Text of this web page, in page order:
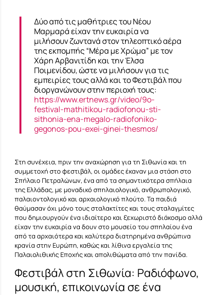
Δύο από τις μαθήτριες του Νέου
Μαρμαρά είχαν την ευκαιρία να
μιλήσουν ζωντανά στον τηλεοπτικό αέρα
της εκπομπής “Μέρα με Χρώμα” με τον
Χάρη Αρβανιτίδη και την Έλσα
Ποιμενίδου, ώστε να μιλήσουν για τις
εμπειρίες τους αλλά και το Φεστιβάλ που
διοργανώνουν στην περιοχή τους:
https://www.ertnews.gr/video/9o-
festival-mathitikou-radiofonou-sti-
sithonia-ena-megalo-radiofoniko-
gegonos-pou-exei-ginei-thesmos/
Στη συνέχεια, πριν την αναχώρηση για τη Σιθωνία και τη
συμμετοχή στο φεστιβάλ, οι ομάδες έκαναν μια στάση στο
Σπήλαιο Πετραλώνων, ένα από τα σημαντικότερα σπήλαια
της Ελλάδας, με μοναδικό σπηλαιολογικό, ανθρωπολογικό,
παλαιοντολογικό και αρχαιολογικό πλούτο. Τα παιδιά
θαύμασαν όχι μόνο τους σταλακτίτες και τους σταλαγμίτες
που δημιουργούν ένα ιδιαίτερο και ξεχωριστό διάκοσμο αλλά
είχαν την ευκαιρία να δουν στο μουσείο του σπηλαίου ένα
από τα αρχαιότερα και καλύτερα διατηρημένα ανθρώπινα
κρανία στην Ευρώπη, καθώς και λίθινα εργαλεία της
Παλαιολιθικής Εποχής και απολιθώματα από την πανίδα.
Φεστιβάλ στη Σιθωνία: Ραδιόφωνο,
μουσική, επικοινωνία σε ένα